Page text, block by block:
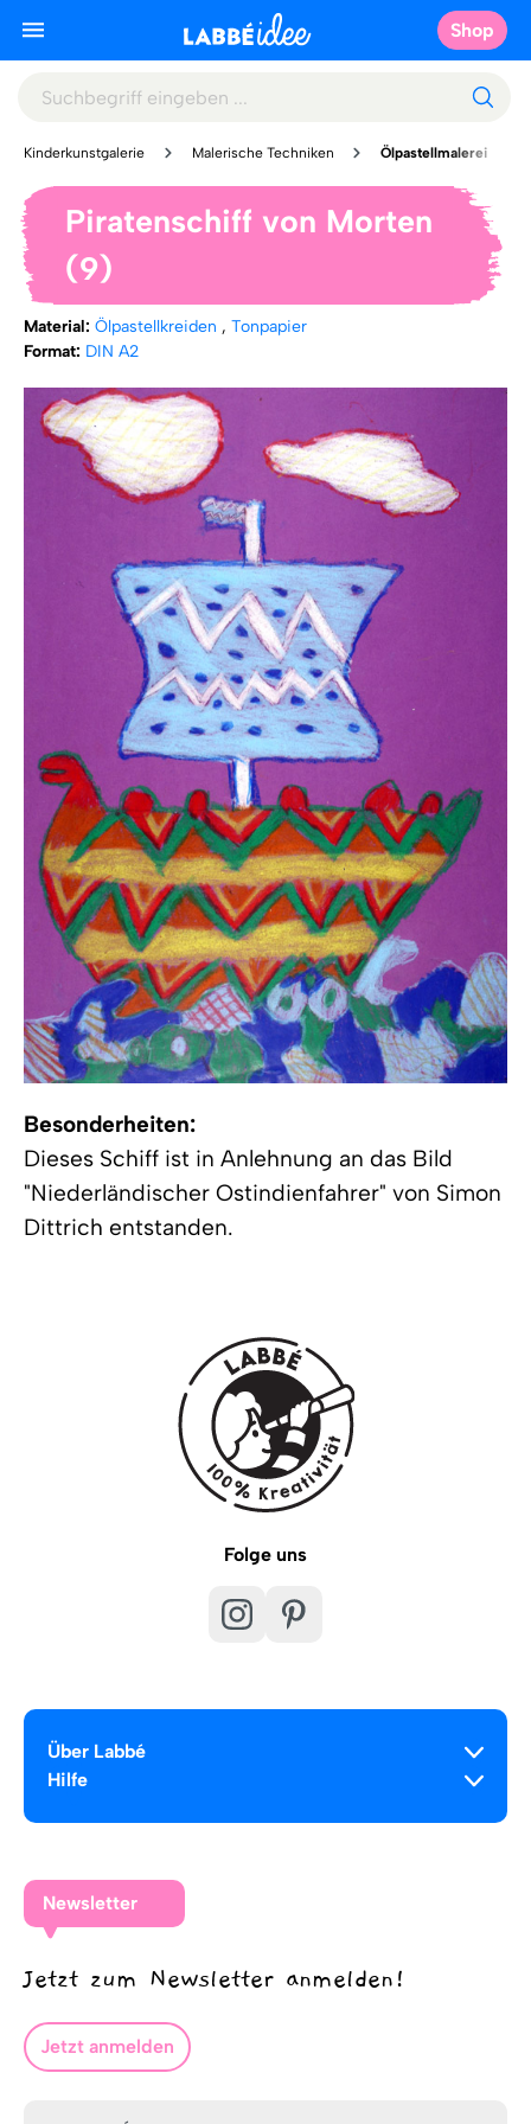
Shop
Kinderkunstgalerie Malerische Techniken Ölpastellmalerei
Piratenschiff von Morten
(9)
Material: Ölpastellkreiden , Tonpapier
Format: DIN A2
Besonderheiten:
Dieses Schiff ist in Anlehnung an das Bild
"Niederländischer Ostindienfahrer" von Simon
Dittrich entstanden.
Folge uns
Über Labbé
Hilfe
Newsletter
Jetzt zum Newsletter anmelden!
Jetzt anmelden